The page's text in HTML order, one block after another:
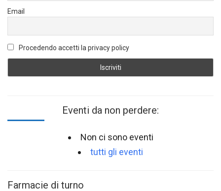
Email
Procedendo accetti la privacy policy
Eventi da non perdere:
Non ci sono eventi
tutti gli eventi
Farmacie di turno